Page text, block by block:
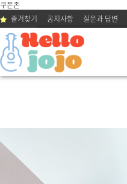
쿠폰존
즐겨찾기
공지사항 질문과 답변